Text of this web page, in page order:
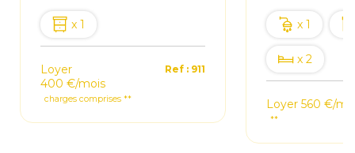
x 1
Loyer
400 €/mois
charges comprises **
Ref : 911
x 1
x 2
Loyer 560 €/
**